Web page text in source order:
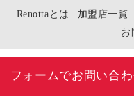
フォームでお問い合
Renottaとは 加盟店一覧
お